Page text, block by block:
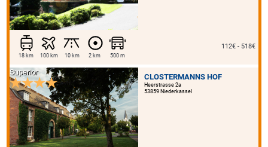
18 km 100 km 10 km 2 km 500 m
112€ - 518€
CLOSTERMANNS HOF
Heerstrasse 2a
53859 Niederkassel
Superior